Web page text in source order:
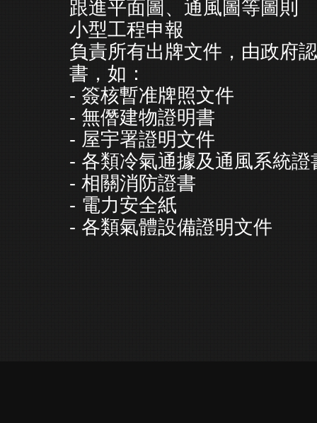
跟進平面圖、通風圖等圖則
小型工程申報
負責所有出牌文件，由政府
書，如：
- 簽核暫准牌照文件
- 無僭建物證明書
- 屋宇署證明文件
- 各類冷氣通據及通風系統證
- 相關消防證書
- 電力安全紙
- 各類氣體設備證明文件